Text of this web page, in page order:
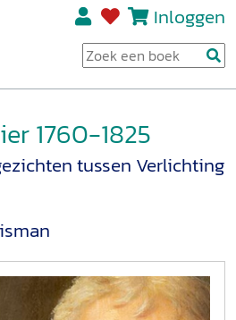
Inloggen
1760-1825
tussen Verlichting